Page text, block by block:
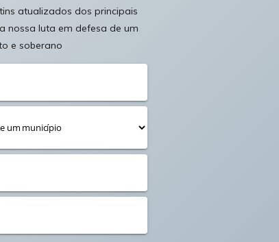
atualizados dos principais
nossa luta em defesa de um
e soberano